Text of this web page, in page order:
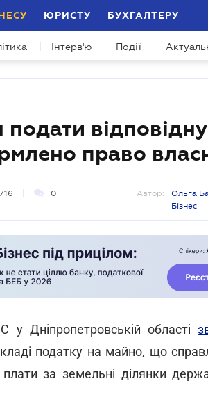
ЮРИСТУ БУХГАЛТЕРУ
Інтерв'ю Події
право
0 Автор:
Ольга
Бізнес
у Дніпропетровській області
податку на майно, що
за земельні ділянки